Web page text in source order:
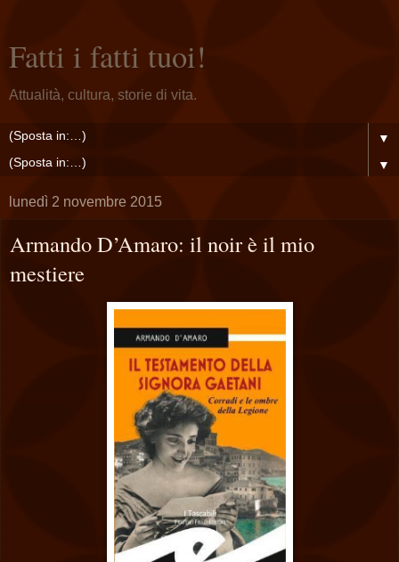
Fatti i fatti tuoi!
Attualità, cultura, storie di vita.
▼
▼
lunedì 2 novembre 2015
Armando D’Amaro: il noir è il mio
mestiere